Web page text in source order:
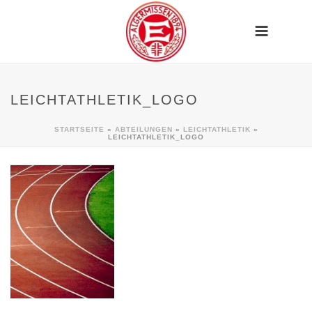
LEICHTATHLETIK_LOGO
STARTSEITE » ABTEILUNGEN » LEICHTATHLETIK »
LEICHTATHLETIK_LOGO